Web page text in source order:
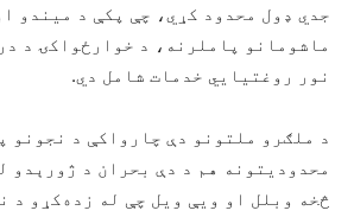
جدي ډول محدود کړي، چې پکې د میندو
ماشومانو پاملرنه، د خوارځواکۍ د
نور روغتیايي خدمات شامل دي.
د ملګرو ملتونو دې چارواکې د نجونو
محدودیتونه هم د دې بحران د ژورېدو
څخه وبلل او ویې ویل چې له زده‌کړو د